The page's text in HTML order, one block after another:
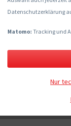
Datenschutzerklärung
Matomo: Tracking und
Nur